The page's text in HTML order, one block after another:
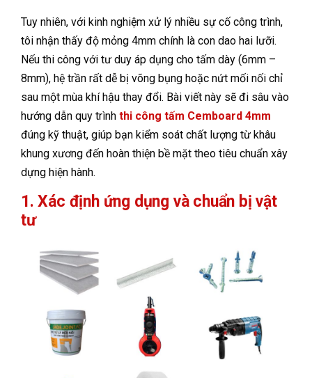
Tuy nhiên, với kinh nghiệm xử lý nhiều sự cố công trình,
tôi nhận thấy độ mỏng 4mm chính là con dao hai lưỡi.
Nếu thi công với tư duy áp dụng cho tấm dày (6mm –
8mm), hệ trần rất dễ bị võng bụng hoặc nứt mối nối chỉ
sau một mùa khí hậu thay đổi. Bài viết này sẽ đi sâu vào
hướng dẫn quy trình thi công tấm Cemboard 4mm
đúng kỹ thuật, giúp bạn kiểm soát chất lượng từ khâu
khung xương đến hoàn thiện bề mặt theo tiêu chuẩn xây
dựng hiện hành.
1. Xác định ứng dụng và chuẩn bị vật
tư